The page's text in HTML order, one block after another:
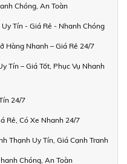
Chóng, An Toàn
Tín - Giá Rẻ - Nhanh Chóng
Hàng Nhanh – Giá Rẻ 24/7
Tín – Giá Tốt, Phục Vụ Nhanh
24/7
Rẻ, Có Xe Nhanh 24/7
Thạnh Uy Tín, Giá Cạnh Tranh
Chóng, An Toàn